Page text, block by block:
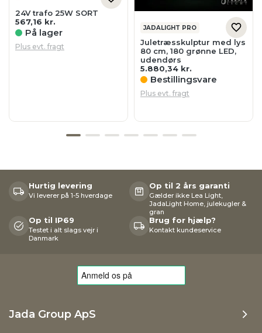
24V trafo 25W SORT
567,16 kr.
På lager
Plus evt. fragt
JADALIGHT PRO
Juletræsskulptur med lys
80 cm, 180 grønne LED,
udendørs
5.880,34 kr.
Bestillingsvare
Plus evt. fragt
Hurtig levering
Vi leverer på 1-5 hverdage
Op til 2 års garanti
Gælder ikke Lea Light,
JadaLight Home, julekugler &
gran
Op til IP69
Testet i alt slags vejr i
Danmark
Brug for hjælp?
Kontakt kundeservice
Jada Group ApS